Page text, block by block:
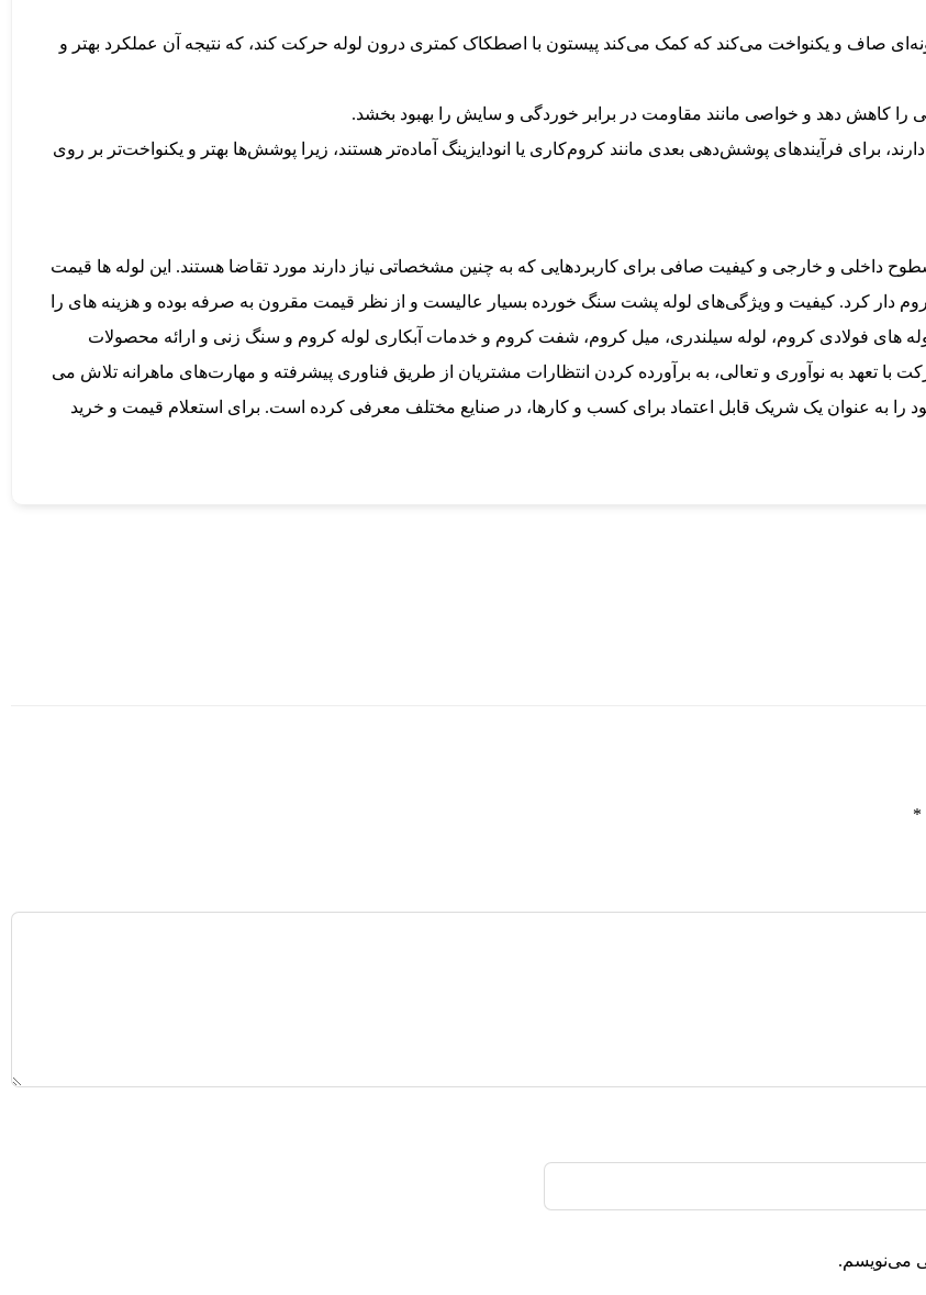
صاف و یکنواخت می‌کند که کمک می‌کند پیستون با اصطکاک کمتری درون لوله حرکت کند، که نتیجه آن عملکرد بهتر و
کاهش دهد و خواصی مانند مقاومت در برابر خوردگی و سایش را بهبود بخشد.
برای فرآیندهای پوشش‌دهی بعدی مانند کروم‌کاری یا انودایزینگ آماده‌تر هستند، زیرا پوشش‌ها بهتر و یکنواخت‌تر بر روی
داخلی و خارجی و کیفیت صافی برای کاربردهایی که به چنین مشخصاتی نیاز دارند مورد تقاضا هستند. این لوله ها قیمت
دار کرد. کیفیت و ویژگی‌های لوله پشت سنگ خورده بسیار عالیست و از نظر قیمت مقرون به صرفه بوده و هزینه های را
های فولادی کروم، لوله سیلندری، میل کروم، شفت کروم و خدمات آبکاری لوله کروم و سنگ زنی و ارائه محصولات
با تعهد به نوآوری و تعالی، به برآورده کردن انتظارات مشتریان از طریق فناوری پیشرفته و مهارت‌های ماهرانه تلاش می
به عنوان یک شریک قابل اعتماد برای کسب و کارها، در صنایع مختلف معرفی کرده است. برای استعلام قیمت و خرید
*
می‌نویسم.